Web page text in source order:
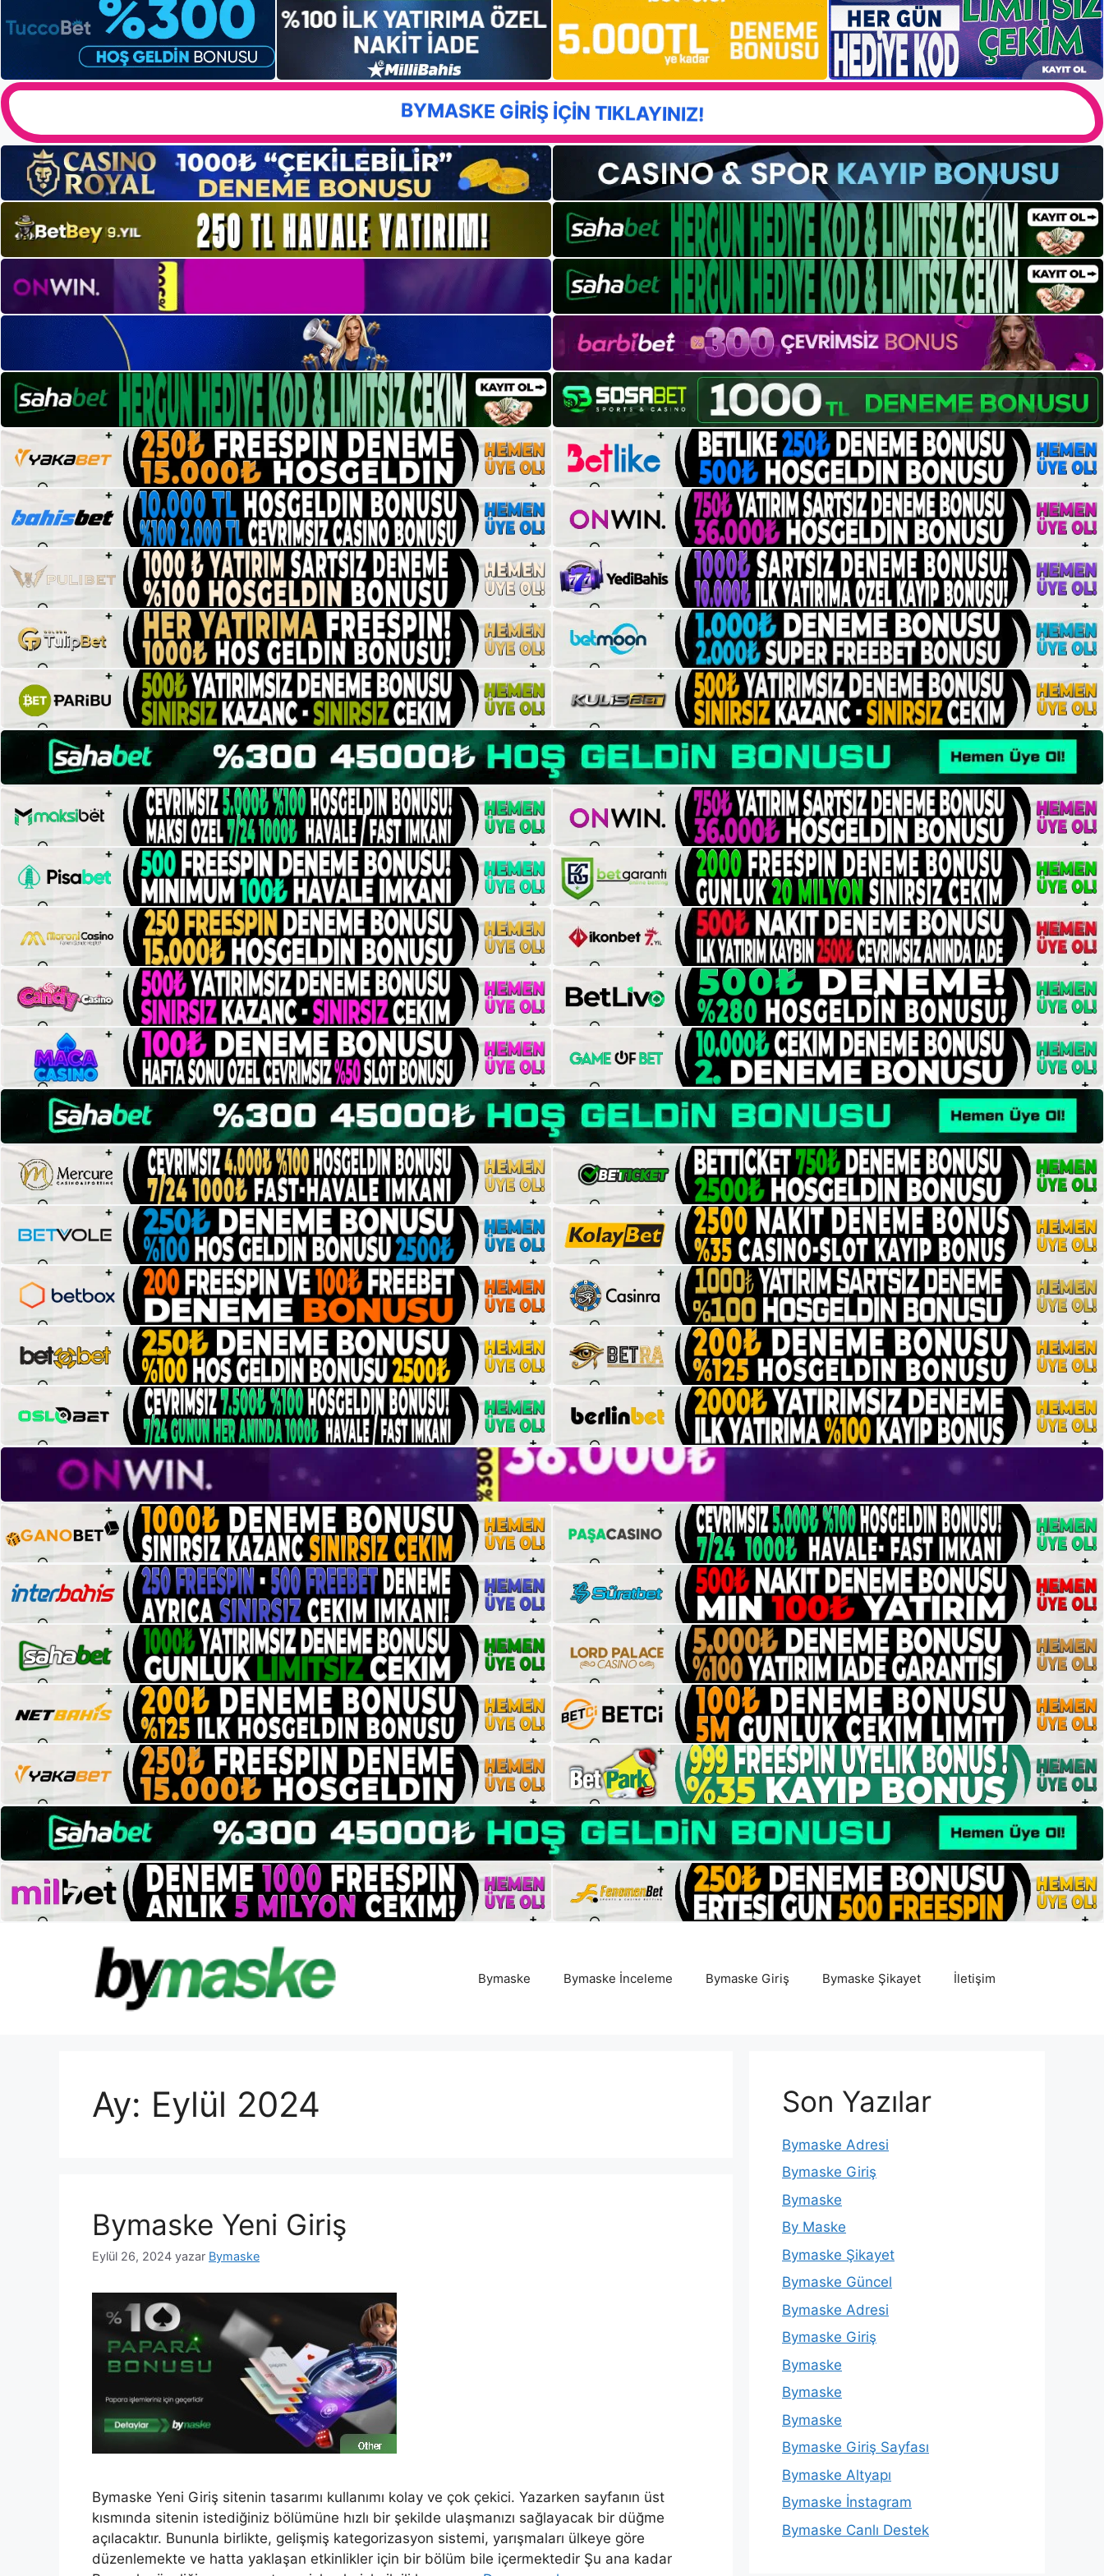
BYMASKE GİRİŞ İÇİN TIKLAYINIZ!
Bymaske Bymaske İnceleme Bymaske Giriş Bymaske Şikayet İletişim
Ay: Eylül 2024
Bymaske Yeni Giriş
Eylül 26, 2024 yazar Bymaske
Bymaske Yeni Giriş sitenin tasarımı kullanımı kolay ve çok çekici. Yazarken sayfanın üst
kısmında sitenin istediğiniz bölümüne hızlı bir şekilde ulaşmanızı sağlayacak bir düğme
açılacaktır. Bununla birlikte, gelişmiş kategorizasyon sistemi, yarışmaları ülkeye göre
düzenlemekte ve hatta yaklaşan etkinlikler için bir bölüm bile içermektedir Şu ana kadar
Son Yazılar
Bymaske Adresi
Bymaske Giriş
Bymaske
By Maske
Bymaske Şikayet
Bymaske Güncel
Bymaske Adresi
Bymaske Giriş
Bymaske
Bymaske
Bymaske
Bymaske Giriş Sayfası
Bymaske Altyapı
Bymaske İnstagram
Bymaske Canlı Destek